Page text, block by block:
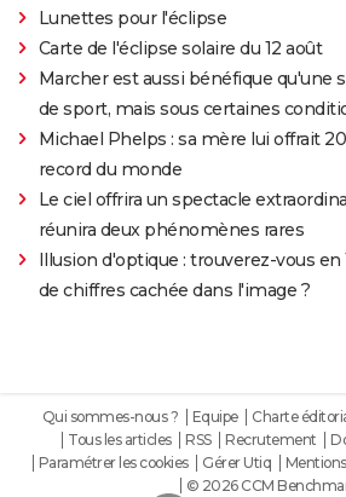
Lunettes pour l'éclipse
Carte de l'éclipse solaire du 12 août
Marcher est aussi bénéfique qu'une
de sport, mais sous certaines
Michael Phelps : sa mère lui offrait
record du monde
Le ciel offrira un spectacle
réunira deux phénomènes rares
Illusion d'optique : trouverez-vous en
de chiffres cachée dans l'image ?
Qui sommes-nous ? Equipe Charte
Tous les articles
RSS Recrutement
Paramétrer les cookies
Gérer Utiq
© 2026 CCM